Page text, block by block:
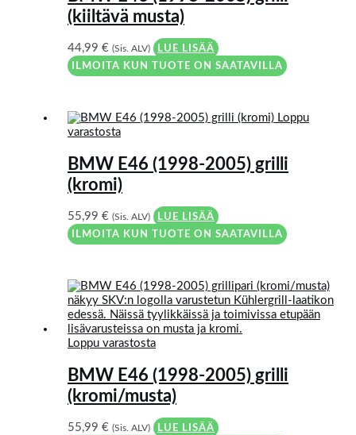
(kiiltävä musta)
44,99€ (Sis. ALV)
LUE LISÄÄ
ILMOITA KUN TUOTE ON SAATAVILLA
Loppu
varastosta
BMW E46 (1998-2005) grilli
(kromi)
55,99€ (Sis. ALV)
LUE LISÄÄ
ILMOITA KUN TUOTE ON SAATAVILLA
Loppu varastosta
BMW E46 (1998-2005) grilli
(kromi/musta)
55,99€ (Sis. ALV)
LUE LISÄÄ